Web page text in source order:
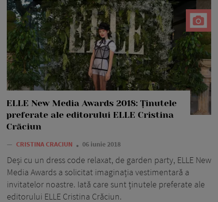
ELLE New Media Awards 2018: Ținutele
preferate ale editorului ELLE Cristina
Crăciun
— CRISTINA CRACIUN 06 iunie 2018
Deși cu un dress code relaxat, de garden party, ELLE New
Media Awards a solicitat imaginația vestimentară a
invitatelor noastre. Iată care sunt ținutele preferate ale
editorului ELLE Cristina Crăciun.